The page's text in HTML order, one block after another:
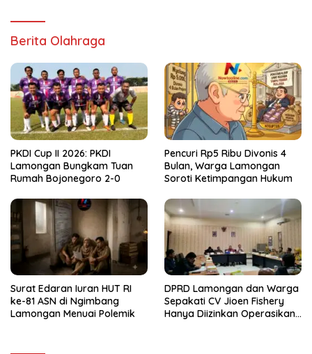
Berita Olahraga
PKDI Cup II 2026: PKDI
Lamongan Bungkam Tuan
Rumah Bojonegoro 2-0
Pencuri Rp5 Ribu Divonis 4
Bulan, Warga Lamongan
Soroti Ketimpangan Hukum
Surat Edaran Iuran HUT RI
ke-81 ASN di Ngimbang
Lamongan Menuai Polemik
DPRD Lamongan dan Warga
Sepakati CV Jioen Fishery
Hanya Diizinkan Operasikan